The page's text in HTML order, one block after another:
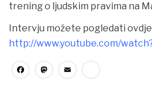
trening o ljudskim pravima na
Intervju možete pogledati
http://www.youtube.com/
Facebook
Mastodon